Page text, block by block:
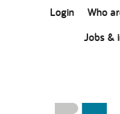
Login
Who
Jobs &